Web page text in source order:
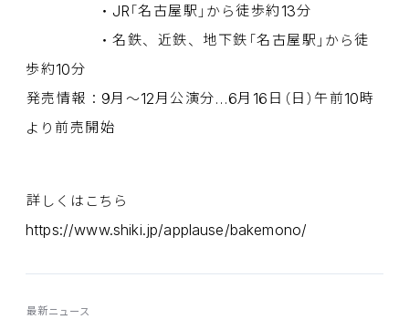
・ JR 「名古屋駅 」から徒歩約13分
・ 名鉄、 近鉄、 地下鉄 「名古屋駅 」から徒
歩約10分
発売情報 ： 9月 ～12月公演分…6月 16 日 （日 ） 午前10時
より 前売開始
詳 しくはこちら
https://www.shiki.jp/applause/bakemono/
最新ニュース